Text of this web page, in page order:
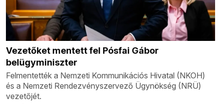
Vezetőket mentett fel Pósfai Gábor
belügyminiszter
Felmentették a Nemzeti Kommunikációs Hivatal (NKOH)
és a Nemzeti Rendezvényszervező Ügynökség (NRÜ)
vezetőjét.